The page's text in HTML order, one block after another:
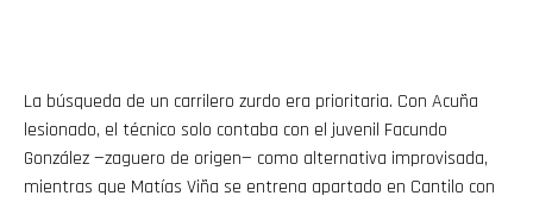
La búsqueda de un carrilero zurdo era prioritaria. Con Acuña
lesionado, el técnico solo contaba con el juvenil Facundo
González —zaguero de origen— como alternativa improvisada,
mientras que Matías Viña se entrena apartado en Cantilo con